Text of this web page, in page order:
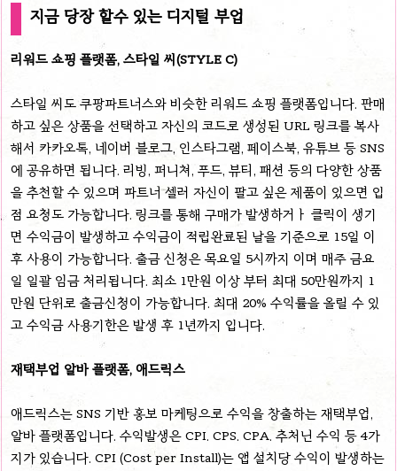
지금 당장 할수 있는 디지털 부업
리워드 쇼핑 플랫폼, 스타일 씨(STYLE C)
스타일 씨도 쿠팡파트너스와 비슷한 리워드 쇼핑 플랫폼입니다. 판매
하고 싶은 상품을 선택하고 자신의 코드로 생성된 URL 링크를 복사
해서 카카오톡, 네이버 블로그, 인스타그램, 페이스북, 유튜브 등 SNS
에 공유하면 됩니다. 리빙, 퍼니쳐, 푸드, 뷰티, 패션 등의 다양한 상품
을 추천할 수 있으며 파트너 셀러 자신이 팔고 싶은 제품이 있으면 입
점 요청도 가능합니다. 링크를 통해 구매가 발생하거ㅏ 클릭이 생기
면 수익금이 발생하고 수익금이 적립완료된 날을 기준으로 15일 이
후 사용이 가능합니다. 출금 신청은 목요일 5시까지 이며 매주 금요
일 일괄 임금 처리됩니다. 최소 1만원 이상 부터 최대 50만원까지 1
만원 단위로 출금신청이 가능합니다. 최대 20% 수익률을 올릴 수 있
고 수익금 사용기한은 발생 후 1년까지 입니다.
재택부업 알바 플랫폼, 애드릭스
애드릭스는 SNS 기반 홍보 마케팅으로 수익을 창출하는 재택부업,
알바 플랫폼입니다. 수익발생은 CPI. CPS. CPA. 추처닌 수익 등 4가
지가 있습니다. CPI (Cost per Install)는 앱 설치당 수익이 발생하는